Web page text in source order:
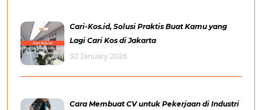
Cari-Kos.id, Solusi Praktis Buat Kamu yang
Lagi Cari Kos di Jakarta
30 January 2026
Cara Membuat CV untuk Pekerjaan di Industri